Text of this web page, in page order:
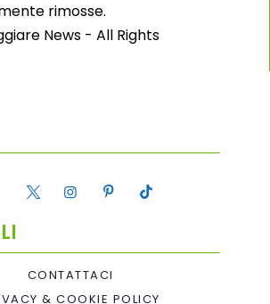
rimosse.
News - All Rights
CONTATTACI
& COOKIE POLICY